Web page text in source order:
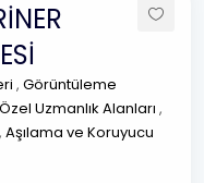
, Görüntüleme
Özel Uzmanlık Alanları ,
, Aşılama ve Koruyucu